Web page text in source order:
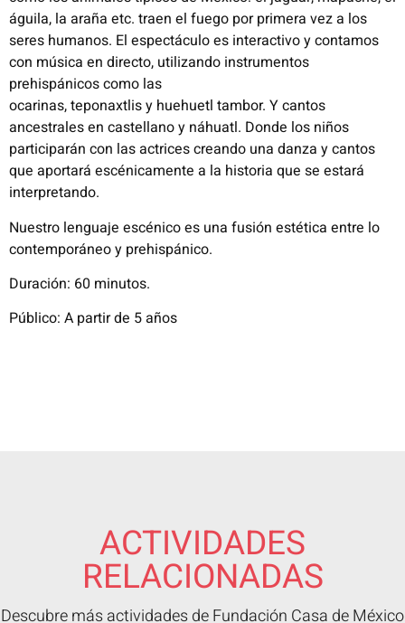
águila, la araña etc. traen el fuego por primera vez a los
seres humanos. El espectáculo es interactivo y contamos
con música en directo, utilizando instrumentos
prehispánicos como las
ocarinas,teponaxtlisy huehuetl tambor. Ycantos
ancestrales en castellano y náhuatl. Donde los niños
participarán con las actrices creando una danza y cantos
que aportará escénicamente a la historia que se estará
interpretando.
Nuestro lenguaje escénico es una fusión estética entre lo
contemporáneo y prehispánico.
Duración: 60 minutos.
Público: A partir de 5 años
ACTIVIDADES
RELACIONADAS
Descubre más actividades de Fundación Casa de México